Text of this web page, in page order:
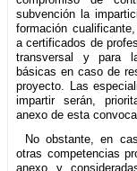
subvención la
formación
a certificados de
transversal y para
básicas en caso de
proyecto. Las
impartir serán,
anexo de esta
No obstante, en
otras competencias
anexo y